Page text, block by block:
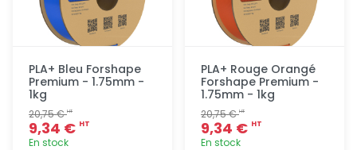
PLA+ Bleu Forshape
Premium - 1.75mm -
1kg
20,75 €HT
9,34 € HT
En stock
PLA+ Rouge Orangé
Forshape Premium -
1.75mm - 1kg
20,75 €HT
9,34 € HT
En stock